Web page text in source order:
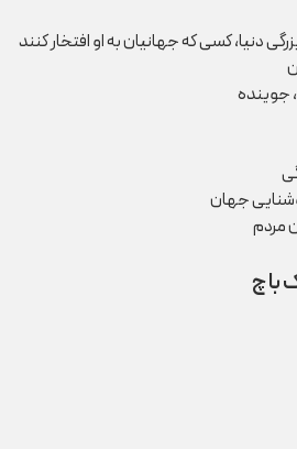
دنیا، کسی که جهانیان به او افتخار کنند
جوینده
جهان
مردم
با چ